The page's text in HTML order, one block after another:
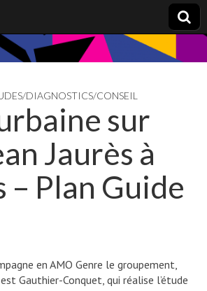
DIAGNOSTICS/CONSEIL
sur
Jaurès à
– Plan Guide
en AMO Genre le groupement,
Gauthier-Conquet, qui réalise l’étude